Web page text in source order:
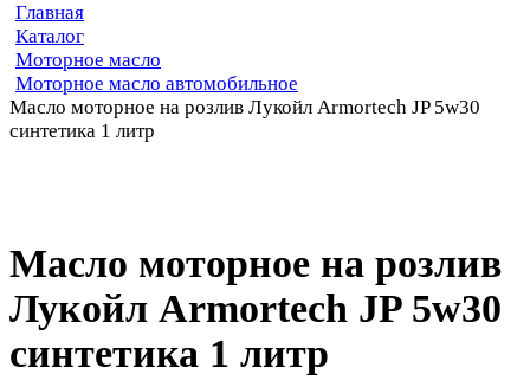
Главная
Каталог
Моторное масло
Моторное масло автомобильное
Масло моторное на розлив Лукойл Armortech JP 5w30
синтетика 1 литр
Масло моторное на розлив
Лукойл Armortech JP 5w30
синтетика 1 литр